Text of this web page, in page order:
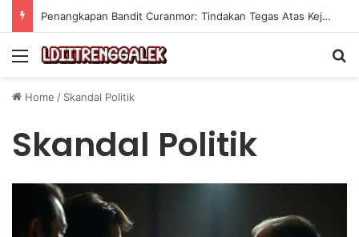
Penangkapan Bandit Curanmor: Tindakan Tegas Atas Kejahatan Sepeda Motor
Menu
Home / Skandal Politik
Skandal Politik